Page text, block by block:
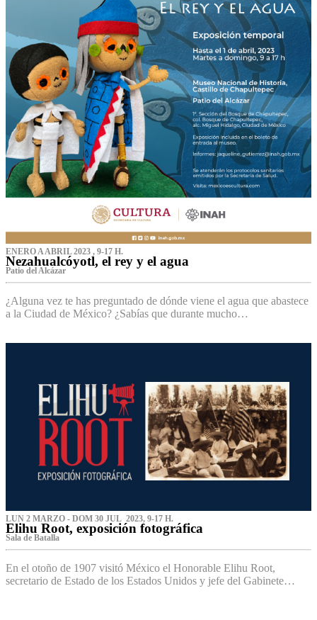
ENERO A ABRIL 2023 , 9-17 H.
Nezahualcóyotl, el rey y el agua
Patio del Alcázar
¿Alguna vez te has preguntado de dónde viene el agua que abastece
a la Ciudad de México? ¿Sabías que durante mucho…
LUN 2 MARZO - DOM 30 JUL 2023, 9-17 H.
Elihu Root, exposición fotográfica
Sala de Batalla
En el otoño de 1907 visitó México el Honorable Elihu Root,
secretario de Estado de los Estados Unidos y jefe del Gabinete…